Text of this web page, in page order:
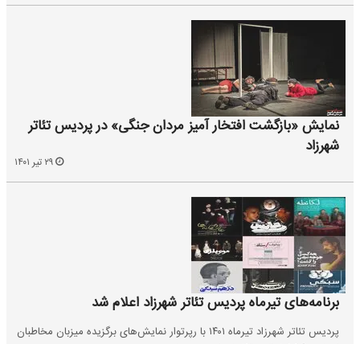
نمایش «بازگشت افتخار آمیز مردان جنگی» در پردیس تئاتر
شهرزاد
برنامه‌های تیرماه پردیس تئاتر شهرزاد اعلام شد
پردیس تئاتر شهرزاد تیرماه ۱۴۰۱ با رپرتوار نمایش‌های برگزیده میزبان مخاطبان